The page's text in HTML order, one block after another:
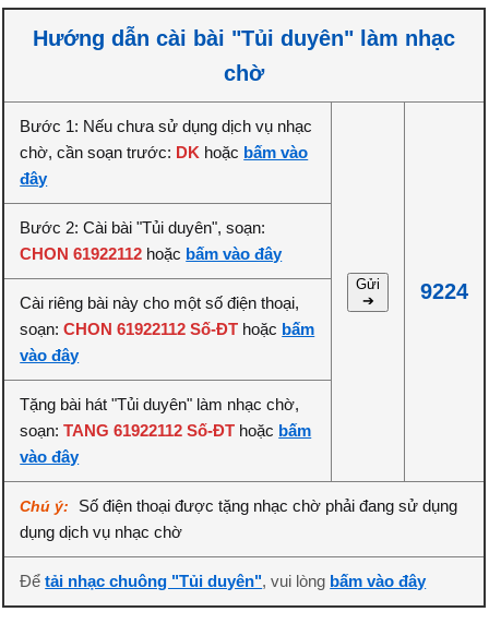
Hướng dẫn cài bài "Tủi duyên" làm nhạc
chờ
Bước 1: Nếu chưa sử dụng dịch vụ nhạc
chờ, cần soạn trước: DK hoặc bấm vào
đây
Gửi
➔
9224
Bước 2: Cài bài "Tủi duyên", soạn:
CHON 61922112 hoặc bấm vào đây
Cài riêng bài này cho một số điện thoại,
soạn:CHON 61922112 Số-ĐT hoặc bấm
vào đây
Tặng bài hát "Tủi duyên" làm nhạc chờ,
soạn:TANG 61922112 Số-ĐT hoặc bấm
vào đây
Chú ý:
Số điện thoại được tặng nhạc chờ phải đang sử dụng
dụng dịch vụ nhạc chờ
Đểtải nhạc chuông "Tủi duyên", vui lòng bấm vào đây